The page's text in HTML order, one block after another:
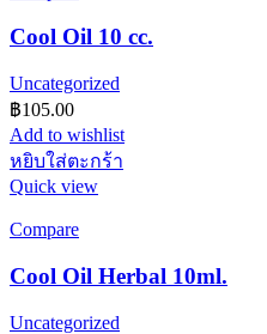
Cool Oil 10 cc.
Uncategorized
฿105.00
Add to wishlist
หยิบใส่ตะกร้า
Quick view
Compare
Cool Oil Herbal 10ml.
Uncategorized